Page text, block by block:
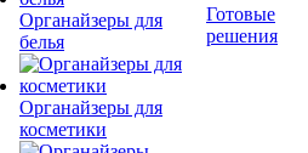
Органайзеры для
белья
Органайзеры для
косметики
Готовые
решения